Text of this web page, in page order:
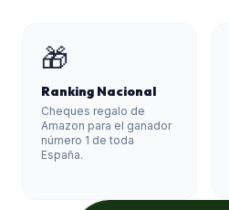
🎁
Ranking Nacional
Cheques regalo de
Amazon para el ganador
número 1 de toda
España.